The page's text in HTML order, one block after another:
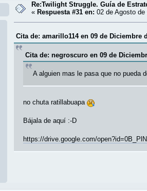
Re:Twilight Struggle. Guía de
« Respuesta #31 en: 02 de Agosto
Cita de: amarillo114 en 09 de Diciembre
Cita de: negroscuro en 09 de
A alguien mas le pasa que no pueda
no chuta ratillabuapa
Bájala de aquí :-D
https://drive.google.com/